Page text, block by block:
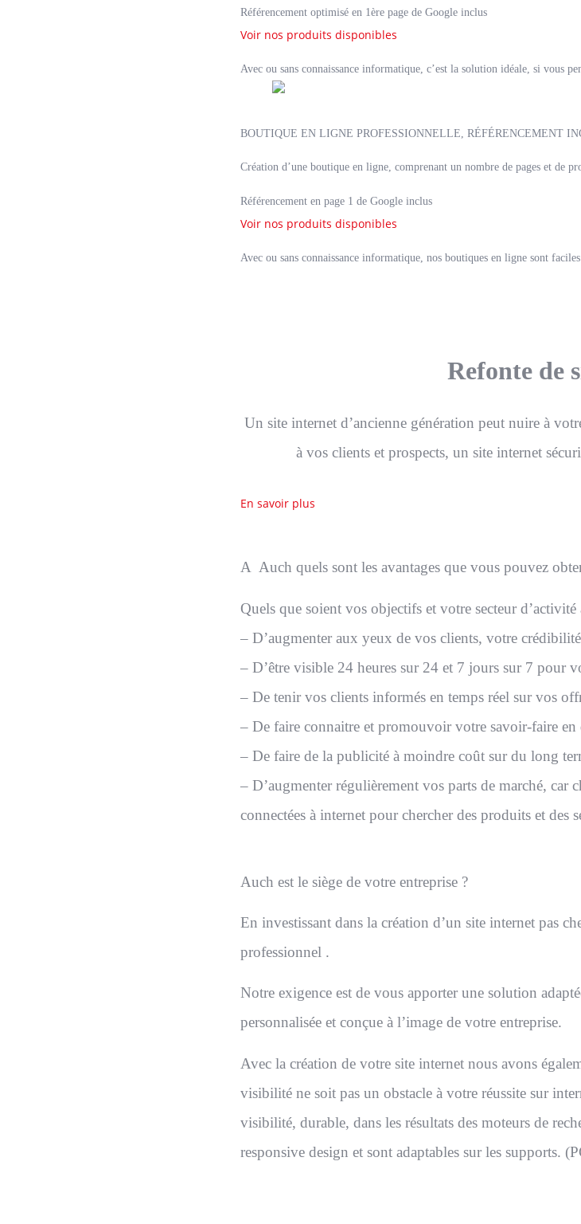
Référencement optimisé en 1ère page de Google inclus
Voir nos produits disponibles
Avec ou sans connaissance informatique, c’est la solution idéale, si vous
BOUTIQUE EN LIGNE PROFESSIONNELLE, RÉFÉRENCEMENT
Création d’une boutique en ligne, comprenant un nombre de pages et de
Référencement en page 1 de Google inclus
Voir nos produits disponibles
Avec ou sans connaissance informatique, nos boutiques en ligne sont
Refonte de
Un site internet d’ancienne génération peut nuire à
à vos clients et prospects, un site internet
En savoir plus
A Auch quels sont les avantages que vous pouvez
Quels que soient vos objectifs et votre secteur
– D’augmenter aux yeux de vos clients, votre
– D’être visible 24 heures sur 24 et 7 jours sur 7 pour
– De tenir vos clients informés en temps réel sur vos
– De faire connaitre et promouvoir votre savoir-faire en
– De faire de la publicité à moindre coût sur du long
– D’augmenter régulièrement vos parts de marché,
connectées à internet pour chercher des produits et des
Auch est le siège de votre entreprise ?
En investissant dans la création d’un site internet pas
professionnel .
Notre exigence est de vous apporter une solution
personnalisée et conçue à l’image de votre entreprise.
Avec la création de votre site internet nous avons
visibilité ne soit pas un obstacle à votre réussite sur
visibilité, durable, dans les résultats des moteurs de
responsive design et sont adaptables sur les supports.